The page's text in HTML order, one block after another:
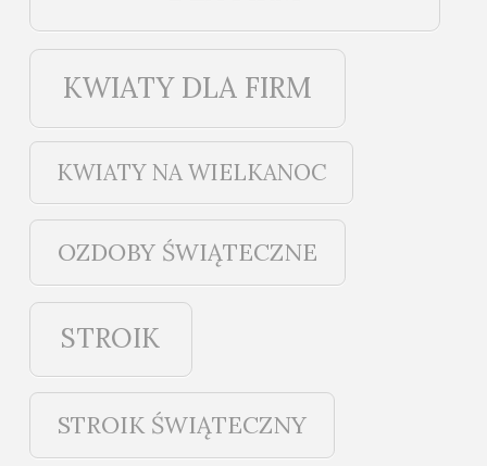
KWIATY DLA FIRM
KWIATY NA WIELKANOC
OZDOBY ŚWIĄTECZNE
STROIK
STROIK ŚWIĄTECZNY